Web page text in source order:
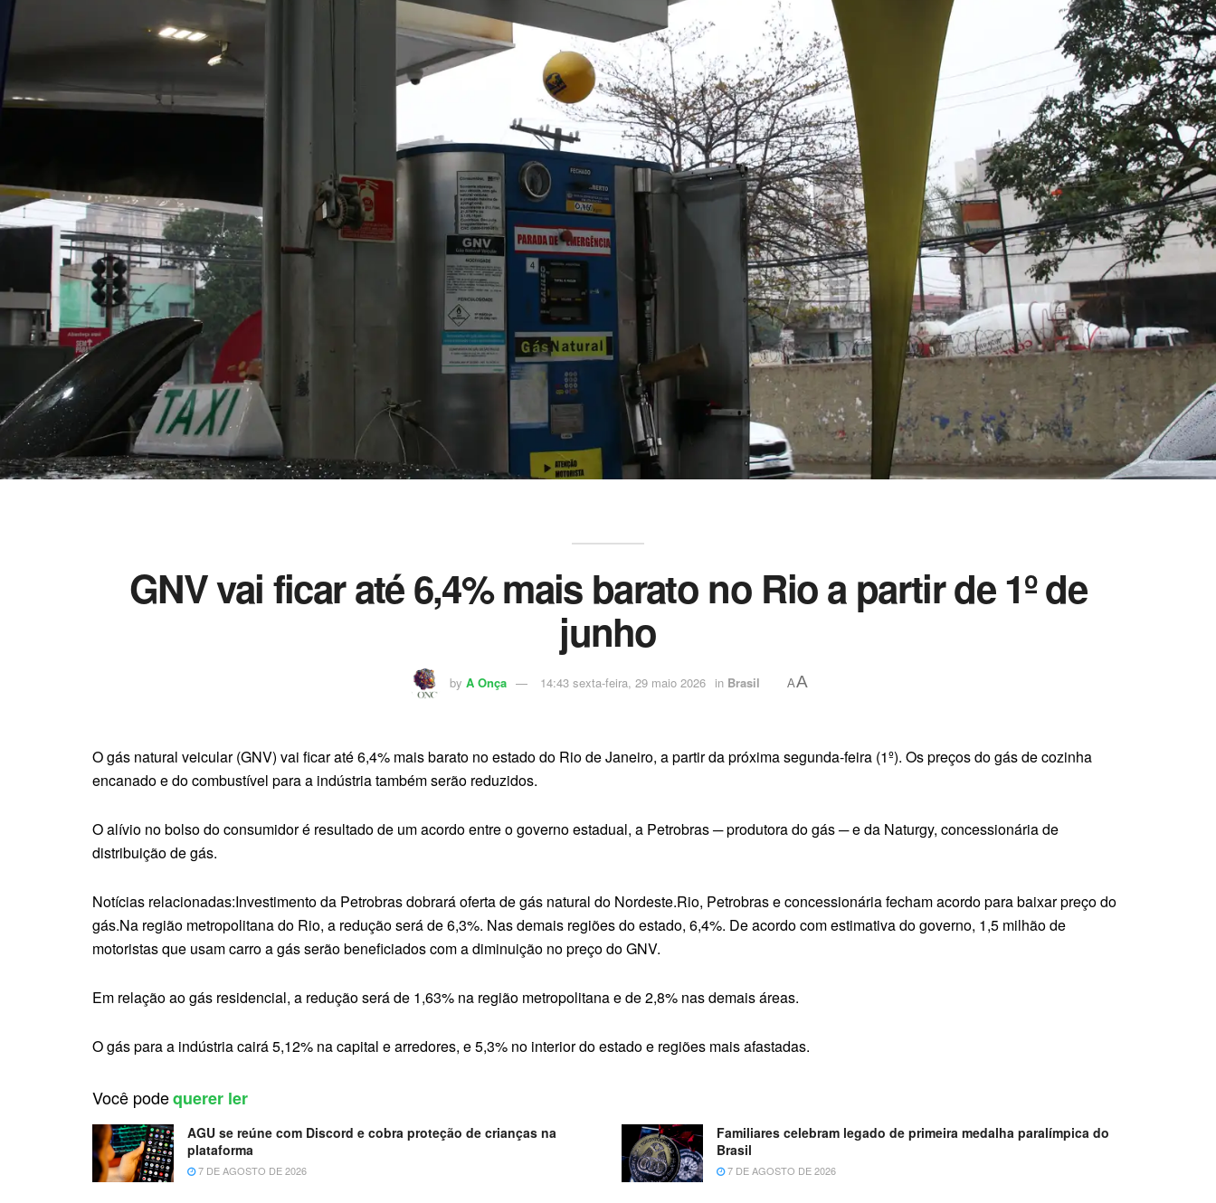
GNV vai ficar até 6,4% mais barato no Rio a partir de 1º de
junho
by A Onça 14:43 sexta-feira, 29 maio 2026 in Brasil AA
O gás natural veicular (GNV) vai ficar até 6,4% mais barato no estado do Rio de Janeiro, a partir da próxima segunda-feira (1º). Os preços do gás de cozinha
encanado e do combustível para a indústria também serão reduzidos.
O alívio no bolso do consumidor é resultado de um acordo entre o governo estadual, a Petrobras ─ produtora do gás ─ e da Naturgy, concessionária de
distribuição de gás.
Notícias relacionadas:Investimento da Petrobras dobrará oferta de gás natural do Nordeste.Rio, Petrobras e concessionária fecham acordo para baixar preço do
gás.Na região metropolitana do Rio, a redução será de 6,3%. Nas demais regiões do estado, 6,4%. De acordo com estimativa do governo, 1,5 milhão de
motoristas que usam carro a gás serão beneficiados com a diminuição no preço do GNV.
Em relação ao gás residencial, a redução será de 1,63% na região metropolitana e de 2,8% nas demais áreas.
O gás para a indústria cairá 5,12% na capital e arredores, e 5,3% no interior do estado e regiões mais afastadas.
Você podequerer ler
AGU se reúne com Discord e cobra proteção de crianças na
plataforma
7 DE AGOSTO DE 2026
Familiares celebram legado de primeira medalha paralímpica do
Brasil
7 DE AGOSTO DE 2026